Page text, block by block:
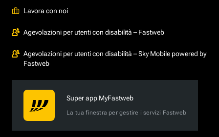
Lavora con noi
Agevolazioni per utenti con disabilità – Fastweb
Agevolazioni per utenti con disabilità – Sky Mobile powered by
Fastweb
Super app MyFastweb
La tua finestra per gestire i servizi Fastweb